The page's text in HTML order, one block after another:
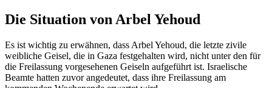
Die Situation von Arbel Yehoud
Es ist wichtig zu erwähnen, dass Arbel Yehoud, die letzte zivile
weibliche Geisel, die in Gaza festgehalten wird, nicht unter den für
die Freilassung vorgesehenen Geiseln aufgeführt ist. Israelische
Beamte hatten zuvor angedeutet, dass ihre Freilassung am